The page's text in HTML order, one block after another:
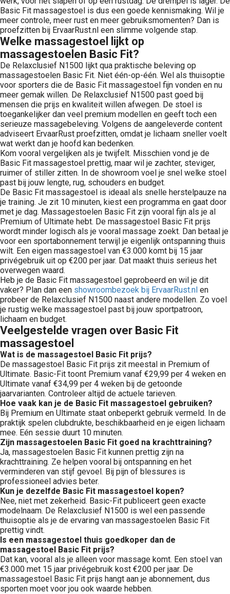
Basic Fit massagestoel is dus een goede kennismaking. Wil je
meer controle, meer rust en meer gebruiksmomenten? Dan is
proefzitten bij ErvaarRust.nl een slimme volgende stap.
Welke massagestoel lijkt op
massagestoelen Basic Fit?
De Relaxclusief N1500 lijkt qua praktische beleving op
massagestoelen Basic Fit. Niet één-op-één. Wel als thuisoptie
voor sporters die de Basic Fit massagestoel fijn vonden en nu
meer gemak willen. De Relaxclusief N1500 past goed bij
mensen die prijs en kwaliteit willen afwegen. De stoel is
toegankelijker dan veel premium modellen en geeft toch een
serieuze massagebeleving. Volgens de aangeleverde content
adviseert ErvaarRust proefzitten, omdat je lichaam sneller voelt
wat werkt dan je hoofd kan bedenken.
Kom vooral vergelijken als je twijfelt. Misschien vond je de
Basic Fit massagestoel prettig, maar wil je zachter, steviger,
ruimer of stiller zitten. In de showroom voel je snel welke stoel
past bij jouw lengte, rug, schouders en budget.
De Basic Fit massagestoel is ideaal als snelle herstelpauze na
je training. Je zit 10 minuten, kiest een programma en gaat door
met je dag. Massagestoelen Basic Fit zijn vooral fijn als je al
Premium of Ultimate hebt. De massagestoel Basic Fit prijs
wordt minder logisch als je vooral massage zoekt. Dan betaal je
voor een sportabonnement terwijl je eigenlijk ontspanning thuis
wilt. Een eigen massagestoel van €3.000 komt bij 15 jaar
privégebruik uit op €200 per jaar. Dat maakt thuis serieus het
overwegen waard.
Heb je de Basic Fit massagestoel geprobeerd en wil je dit
vaker? Plan dan een showroombezoek bij ErvaarRust.nl en
probeer de Relaxclusief N1500 naast andere modellen. Zo voel
je rustig welke massagestoel past bij jouw sportpatroon,
lichaam en budget.
Veelgestelde vragen over Basic Fit
massagestoel
Wat is de massagestoel Basic Fit prijs?
De massagestoel Basic Fit prijs zit meestal in Premium of
Ultimate. Basic-Fit toont Premium vanaf €29,99 per 4 weken en
Ultimate vanaf €34,99 per 4 weken bij de getoonde
jaarvarianten. Controleer altijd de actuele tarieven.
Hoe vaak kan je de Basic Fit massagestoel gebruiken?
Bij Premium en Ultimate staat onbeperkt gebruik vermeld. In de
praktijk spelen clubdrukte, beschikbaarheid en je eigen lichaam
mee. Eén sessie duurt 10 minuten.
Zijn massagestoelen Basic Fit goed na krachttraining?
Ja, massagestoelen Basic Fit kunnen prettig zijn na
krachttraining. Ze helpen vooral bij ontspanning en het
verminderen van stijf gevoel. Bij pijn of blessures is
professioneel advies beter.
Kun je dezelfde Basic Fit massagestoel kopen?
Nee, niet met zekerheid. Basic-Fit publiceert geen exacte
modelnaam. De Relaxclusief N1500 is wel een passende
thuisoptie als je de ervaring van massagestoelen Basic Fit
prettig vindt.
Is een massagestoel thuis goedkoper dan de
massagestoel Basic Fit prijs?
Dat kan, vooral als je alleen voor massage komt. Een stoel van
€3.000 met 15 jaar privégebruik kost €200 per jaar. De
massagestoel Basic Fit prijs hangt aan je abonnement, dus
sporten moet voor jou ook waarde hebben.